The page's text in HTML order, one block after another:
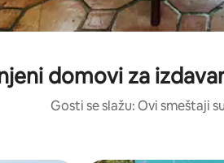
domovi za
Gosti se slažu: Ovi smeštaji